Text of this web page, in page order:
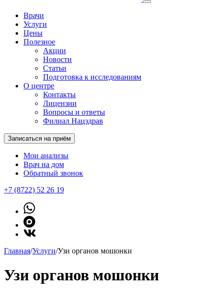
Врачи
Услуги
Цены
Полезное
Акции
Новости
Статьи
Подготовка к исследованиям
О центре
Контакты
Лицензии
Вопросы и ответы
Филиал Нацздрав
Записаться на приём
Мои анализы
Врач на дом
Обратный звонок
+7 (8722) 52 26 19
Главная/Услуги/Узи органов мошонки
Узи органов мошонки